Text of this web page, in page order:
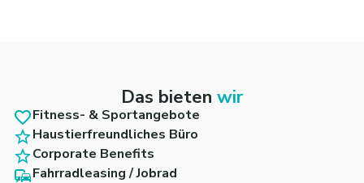
Das bieten wir
Fitness- & Sportangebote
Haustierfreundliches Büro
Corporate Benefits
Fahrradleasing / Jobrad